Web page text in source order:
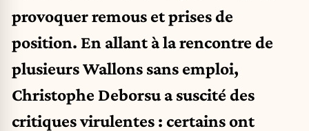
provoquer remous et prises de
position. En allant à la rencontre de
plusieurs Wallons sans emploi,
Christophe Deborsu a suscité des
critiques virulentes : certains ont